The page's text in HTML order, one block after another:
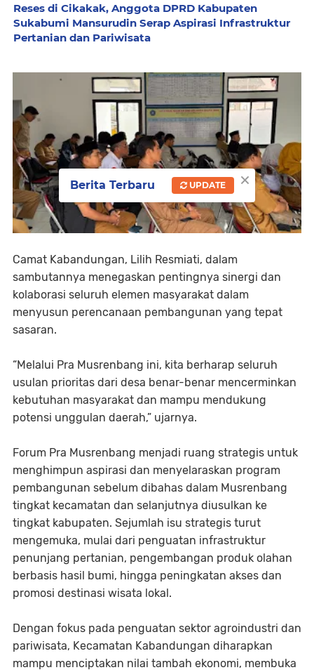
Reses di Cikakak, Anggota DPRD Kabupaten
Sukabumi Mansurudin Serap Aspirasi Infrastruktur
Pertanian dan Pariwisata
Camat Kabandungan, Lilih Resmiati, dalam
sambutannya menegaskan pentingnya sinergi dan
kolaborasi seluruh elemen masyarakat dalam
menyusun perencanaan pembangunan yang tepat
sasaran.
“Melalui Pra Musrenbang ini, kita berharap seluruh
usulan prioritas dari desa benar-benar mencerminkan
kebutuhan masyarakat dan mampu mendukung
potensi unggulan daerah,” ujarnya.
Forum Pra Musrenbang menjadi ruang strategis untuk
menghimpun aspirasi dan menyelaraskan program
pembangunan sebelum dibahas dalam Musrenbang
tingkat kecamatan dan selanjutnya diusulkan ke
tingkat kabupaten. Sejumlah isu strategis turut
mengemuka, mulai dari penguatan infrastruktur
penunjang pertanian, pengembangan produk olahan
berbasis hasil bumi, hingga peningkatan akses dan
promosi destinasi wisata lokal.
Dengan fokus pada penguatan sektor agroindustri dan
pariwisata, Kecamatan Kabandungan diharapkan
mampu menciptakan nilai tambah ekonomi, membuka
×
Berita Terbaru UPDATE